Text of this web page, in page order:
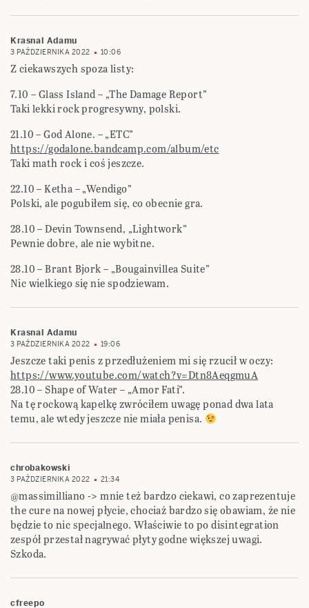
Krasnal Adamu
3 PAŹDZIERNIKA 2022 10:06
Z ciekawszych spoza listy:
7.10 – Glass Island – „The Damage Report”
Taki lekki rock progresywny, polski.
21.10 – God Alone. – „ETC”
https://godalone.bandcamp.com/album/etc
Taki math rock i coś jeszcze.
22.10 – Ketha – „Wendigo”
Polski, ale pogubiłem się, co obecnie gra.
28.10 – Devin Townsend, „Lightwork”
Pewnie dobre, ale nie wybitne.
28.10 – Brant Bjork – „Bougainvillea Suite”
Nic wielkiego się nie spodziewam.
Krasnal Adamu
3 PAŹDZIERNIKA 2022 19:06
Jeszcze taki penis z przedłużeniem mi się rzucił w oczy:
https://www.youtube.com/watch?v=Dtn8AeqgmuA
28.10 – Shape of Water – „Amor Fati”.
Na tę rockową kapelkę zwróciłem uwagę ponad dwa lata
temu, ale wtedy jeszcze nie miała penisa.
chrobakowski
3 PAŹDZIERNIKA 2022 21:34
@massimilliano -> mnie też bardzo ciekawi, co zaprezentuje
the cure na nowej płycie, chociaż bardzo się obawiam, że nie
będzie to nic specjalnego. Właściwie to po disintegration
zespół przestał nagrywać płyty godne większej uwagi.
Szkoda.
cfreepo